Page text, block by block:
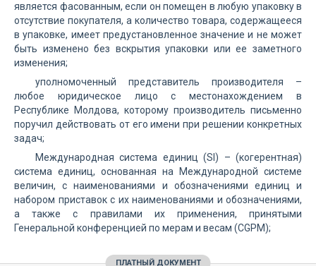
является фасованным, если он помещен в любую упаковку в
отсутствие покупателя, а количество товара, содержащееся
в упаковке, имеет предустановленное значение и не может
быть изменено без вскрытия упаковки или ее заметного
изменения;
уполномоченный представитель производителя –
любое юридическое лицо с местонахождением в
Республике Молдова, которому производитель письменно
поручил действовать от его имени при решении конкретных
задач;
Международная система единиц (SI) – (когерентная)
система единиц, основанная на Международной системе
величин, с наименованиями и обозначениями единиц и
набором приставок с их наименованиями и обозначениями,
а также с правилами их применения, принятыми
Генеральной конференцией по мерам и весам (CGPM);
ПЛАТНЫЙ ДОКУМЕНТ